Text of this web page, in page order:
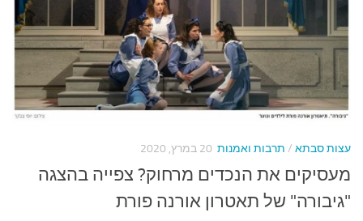
עצות סבתא / תרבות ואמנות 20 במרץ, 2020
מעסיקים את הנכדים מרחוק? צפייה בהצגה
"גיבורה" של תאטרון אורנה פורת